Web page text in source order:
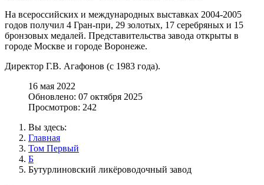
На всероссийских и международных выставках 2004-2005
годов получил 4 Гран-при, 29 золотых, 17 серебряных и 15
бронзовых медалей. Представительства завода открыты в
городе Москве и городе Воронеже.
Директор Г.В. Агафонов (с 1983 года).
16 мая 2022
Обновлено: 07 октября 2025
Просмотров: 242
Вы здесь:
Главная
Том Первый
Б
Бутурлиновский ликёроводочный завод